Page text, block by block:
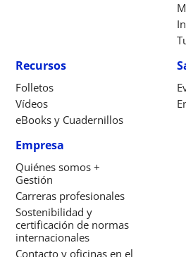
Recursos
Folletos
Vídeos
eBooks y Cuadernillos
Empresa
Quiénes somos +
Gestión
Carreras profesionales
Sostenibilidad y
certificación de normas
internacionales
Contacto y oficinas en el